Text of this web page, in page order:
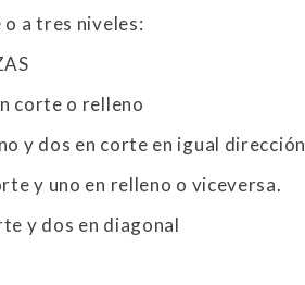
o a tres niveles:
corte o relleno
y dos en corte en igual dirección
y uno en relleno o viceversa.
y dos en diagonal